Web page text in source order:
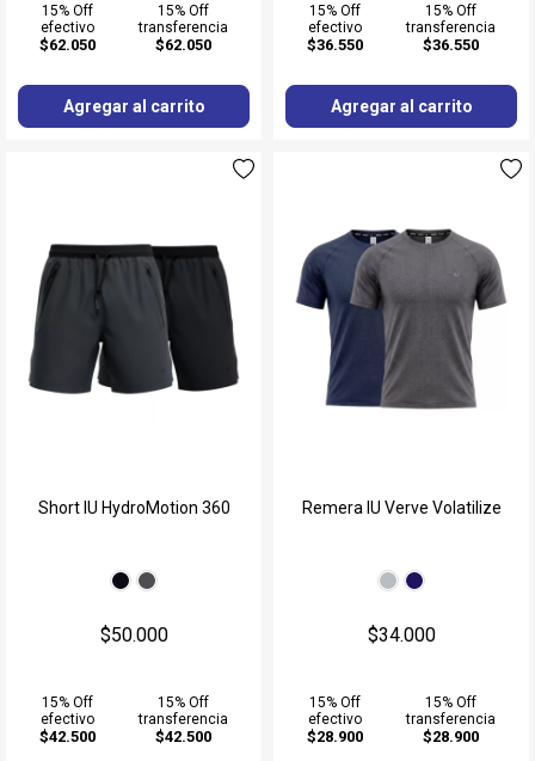
15% Off
efectivo
$62.050
15% Off
transferencia
$62.050
Agregar al carrito
15% Off
efectivo
$36.550
15% Off
transferencia
$36.550
Agregar al carrito
Short IU HydroMotion 360
$50.000
15% Off
efectivo
$42.500
15% Off
transferencia
$42.500
Remera IU Verve Volatilize
$34.000
15% Off
efectivo
$28.900
15% Off
transferencia
$28.900